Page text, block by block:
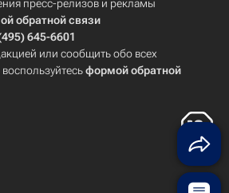
пресс-релизов и рекламы
обратной связи
645-6601
или сообщить обо всех
формой обратной